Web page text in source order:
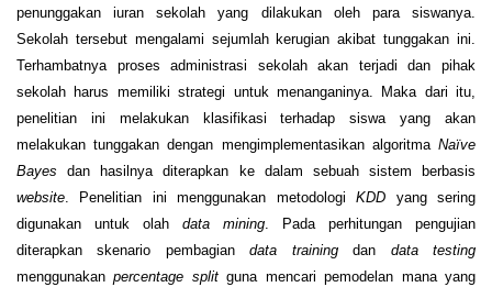
penunggakan iuran sekolah yang dilakukan oleh para siswanya.
Sekolah tersebut mengalami sejumlah kerugian akibat tunggakan ini.
Terhambatnya proses administrasi sekolah akan terjadi dan pihak
sekolah harus memiliki strategi untuk menanganinya. Maka dari itu,
penelitian ini melakukan klasifikasi terhadap siswa yang akan
melakukan tunggakan dengan mengimplementasikan algoritma Naïve
Bayes dan hasilnya diterapkan ke dalam sebuah sistem berbasis
website. Penelitian ini menggunakan metodologiKDD yang sering
digunakan untuk olah data mining. Pada perhitungan pengujian
diterapkan skenario pembagiandata trainingdan data testing
menggunakanpercentage splitguna mencari pemodelan mana yang